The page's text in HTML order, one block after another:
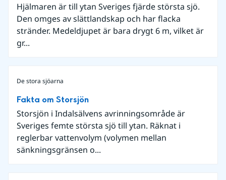
Hjälmaren är till ytan Sveriges fjärde största sjö.
Den omges av slättlandskap och har flacka
stränder. Medeldjupet är bara drygt 6 m, vilket är
gr...
De stora sjöarna
Fakta om Storsjön
Storsjön i Indalsälvens avrinningsområde är
Sveriges femte största sjö till ytan. Räknat i
reglerbar vattenvolym (volymen mellan
sänkningsgränsen o...